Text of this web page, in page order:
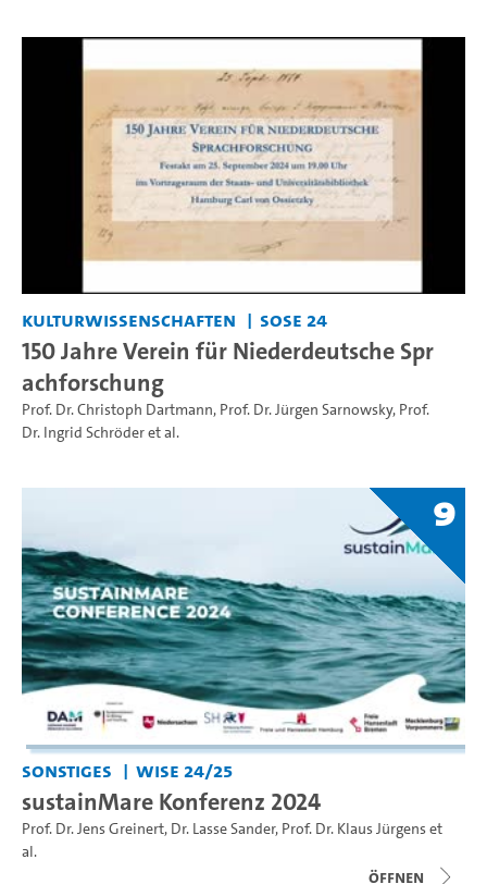
Kulturwissenschaften SoSe 24
150 Jahre Verein für Niederdeutsche Spr
achforschung
Prof. Dr. Christoph Dartmann, Prof. Dr. Jürgen Sarnowsky, Prof.
Dr. Ingrid Schröderet al.
9
Sonstiges WiSe 24/25
sustainMare Konferenz 2024
Prof. Dr. Jens Greinert, Dr. Lasse Sander, Prof. Dr. Klaus Jürgenset
al.
Öffnen